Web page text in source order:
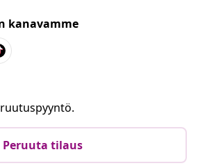
kanavamme
Peruuta tilaus